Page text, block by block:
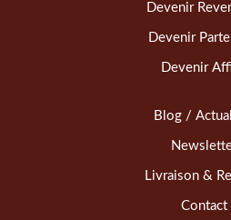
Devenir
Devenir
Devenir
Blog /
Livraison &
Contact